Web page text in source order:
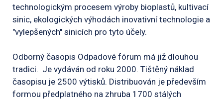
technologickým procesem výroby bioplastů, kultivací
sinic, ekologických výhodách inovativní technologie a
"vylepšených" sinicích pro tyto účely.
Odborný časopis Odpadové fórum má již dlouhou
tradici. Je vydáván od roku 2000. Tištěný náklad
časopisu je 2500 výtisků. Distribuován je především
formou předplatného na zhruba 1700 stálých